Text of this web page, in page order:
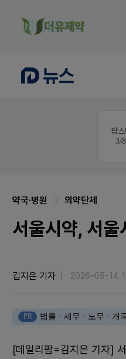
팜
3/8
약국·병원 의약단체
서울시약, 서울
김지은 기자 2026-05-14
PR 법률 · 세무 · 노무 ·
[데일리팜=김지은 기자]